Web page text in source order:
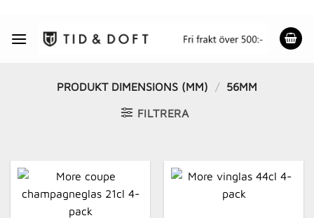
content
PRODUKT DIMENSIONS (MM) / 56MM
FILTRERA